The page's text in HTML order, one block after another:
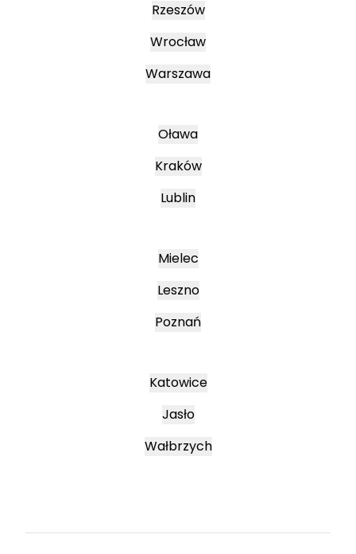
Rzeszów
Wrocław
Warszawa
Oława
Kraków
Lublin
Mielec
Leszno
Poznań
Katowice
Jasło
Wałbrzych